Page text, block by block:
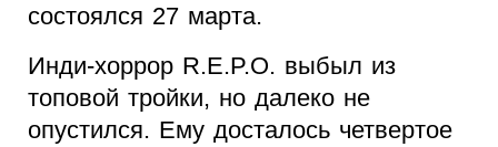
состоялся 27 марта.
Инди-хоррор R.E.P.O. выбыл из
топовой тройки, но далеко не
опустился. Ему досталось четвертое